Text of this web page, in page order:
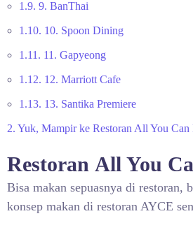
1.9. 9. BanThai
1.10. 10. Spoon Dining
1.11. 11. Gapyeong
1.12. 12. Marriott Cafe
1.13. 13. Santika Premiere
2. Yuk, Mampir ke Restoran All You Can
Restoran All You
Bisa makan sepuasnya di restoran,
konsep makan di restoran AYCE